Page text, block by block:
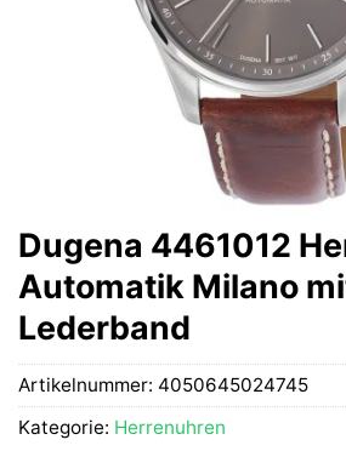
Dugena 4461012
Automatik Milano
Lederband
Artikelnummer: 4050645024745
Kategorie: Herrenuhren